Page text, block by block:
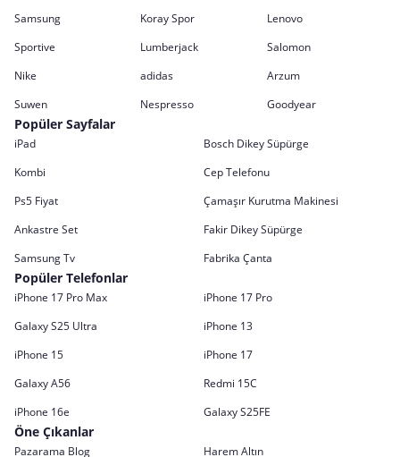
Samsung
Koray Spor
Lenovo
Sportive
Lumberjack
Salomon
Nike
adidas
Arzum
Suwen
Nespresso Goodyear
Popüler Sayfalar
iPad
Bosch Dikey Süpürge
Kombi
Cep Telefonu
Ps5 Fiyat
Çamaşır Kurutma Makinesi
Ankastre Set
Fakir Dikey Süpürge
Samsung Tv
Fabrika Çanta
Popüler Telefonlar
iPhone 17 Pro Max
iPhone 17 Pro
Galaxy S25 Ultra
iPhone 13
iPhone 15
iPhone 17
Galaxy A56
Redmi 15C
iPhone 16e
Galaxy S25FE
Öne Çıkanlar
Pazarama Blog
Harem Altın